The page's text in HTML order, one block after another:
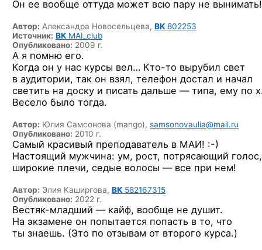
Он ее вообще оттуда может всю пару не вынимать!
Автор: Александра Новосельцева, ВК 802253
Источник: ВК MAI_club
Опубликовано: 2009 г.
А я помню его.
Когда он у нас курсы вел… Кто-то вырубил свет
в аудитории, так он взял, телефон достал и начал
светить на доску и писать дальше — типа, ему по
Весело было тогда.
Автор: Юлия Самсонова (mango), samsonovaulia@mail.ru
Опубликовано: 2010 г.
Самый красивый преподаватель в МАИ! :-)
Настоящий мужчина: ум, рост, потрясающий голос,
широкие плечи, седые волосы — все при нем!
Автор: Элия Каширгова, ВК 582167315
Опубликовано: 2022 г.
Вестяк-младший — кайф, вообще не душит.
На экзамене он попытается попасть в то, что
ты знаешь. (Это по отзывам от второго курса.)